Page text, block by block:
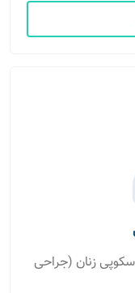
زنان (جراحی